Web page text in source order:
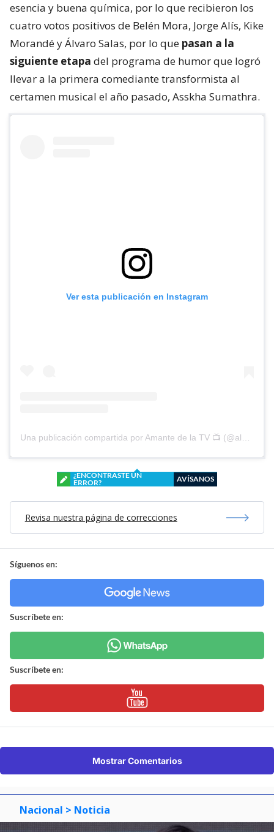
esencia y buena química, por lo que recibieron los
cuatro votos positivos de Belén Mora, Jorge Alís, Kike
Morandé y Álvaro Salas, por lo que pasan a la
siguiente etapa del programa de humor que logró
llevar a la primera comediante transformista al
certamen musical el año pasado, Asskha Sumathra.
Ver esta publicación en Instagram
Una publicación compartida por Amante de la TV 📺 (@alguien_te_observa)
¿ENCONTRASTE UN
ERROR?
AVÍSANOS
Revisa nuestra página de correcciones
Síguenos en:
Suscríbete en:
Suscríbete en:
Mostrar Comentarios
Nacional > Noticia